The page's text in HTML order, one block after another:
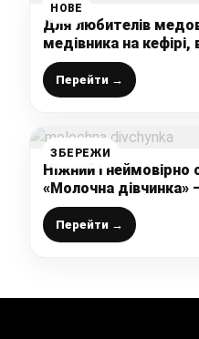
НОВЕ
Для любителів
медівника на кефірі,
горішками то
Перейти →
ЗБЕРЕЖИ
Ніжний і неймовірно
«Молочна дівчинка»
смачно дуже
Перейти →